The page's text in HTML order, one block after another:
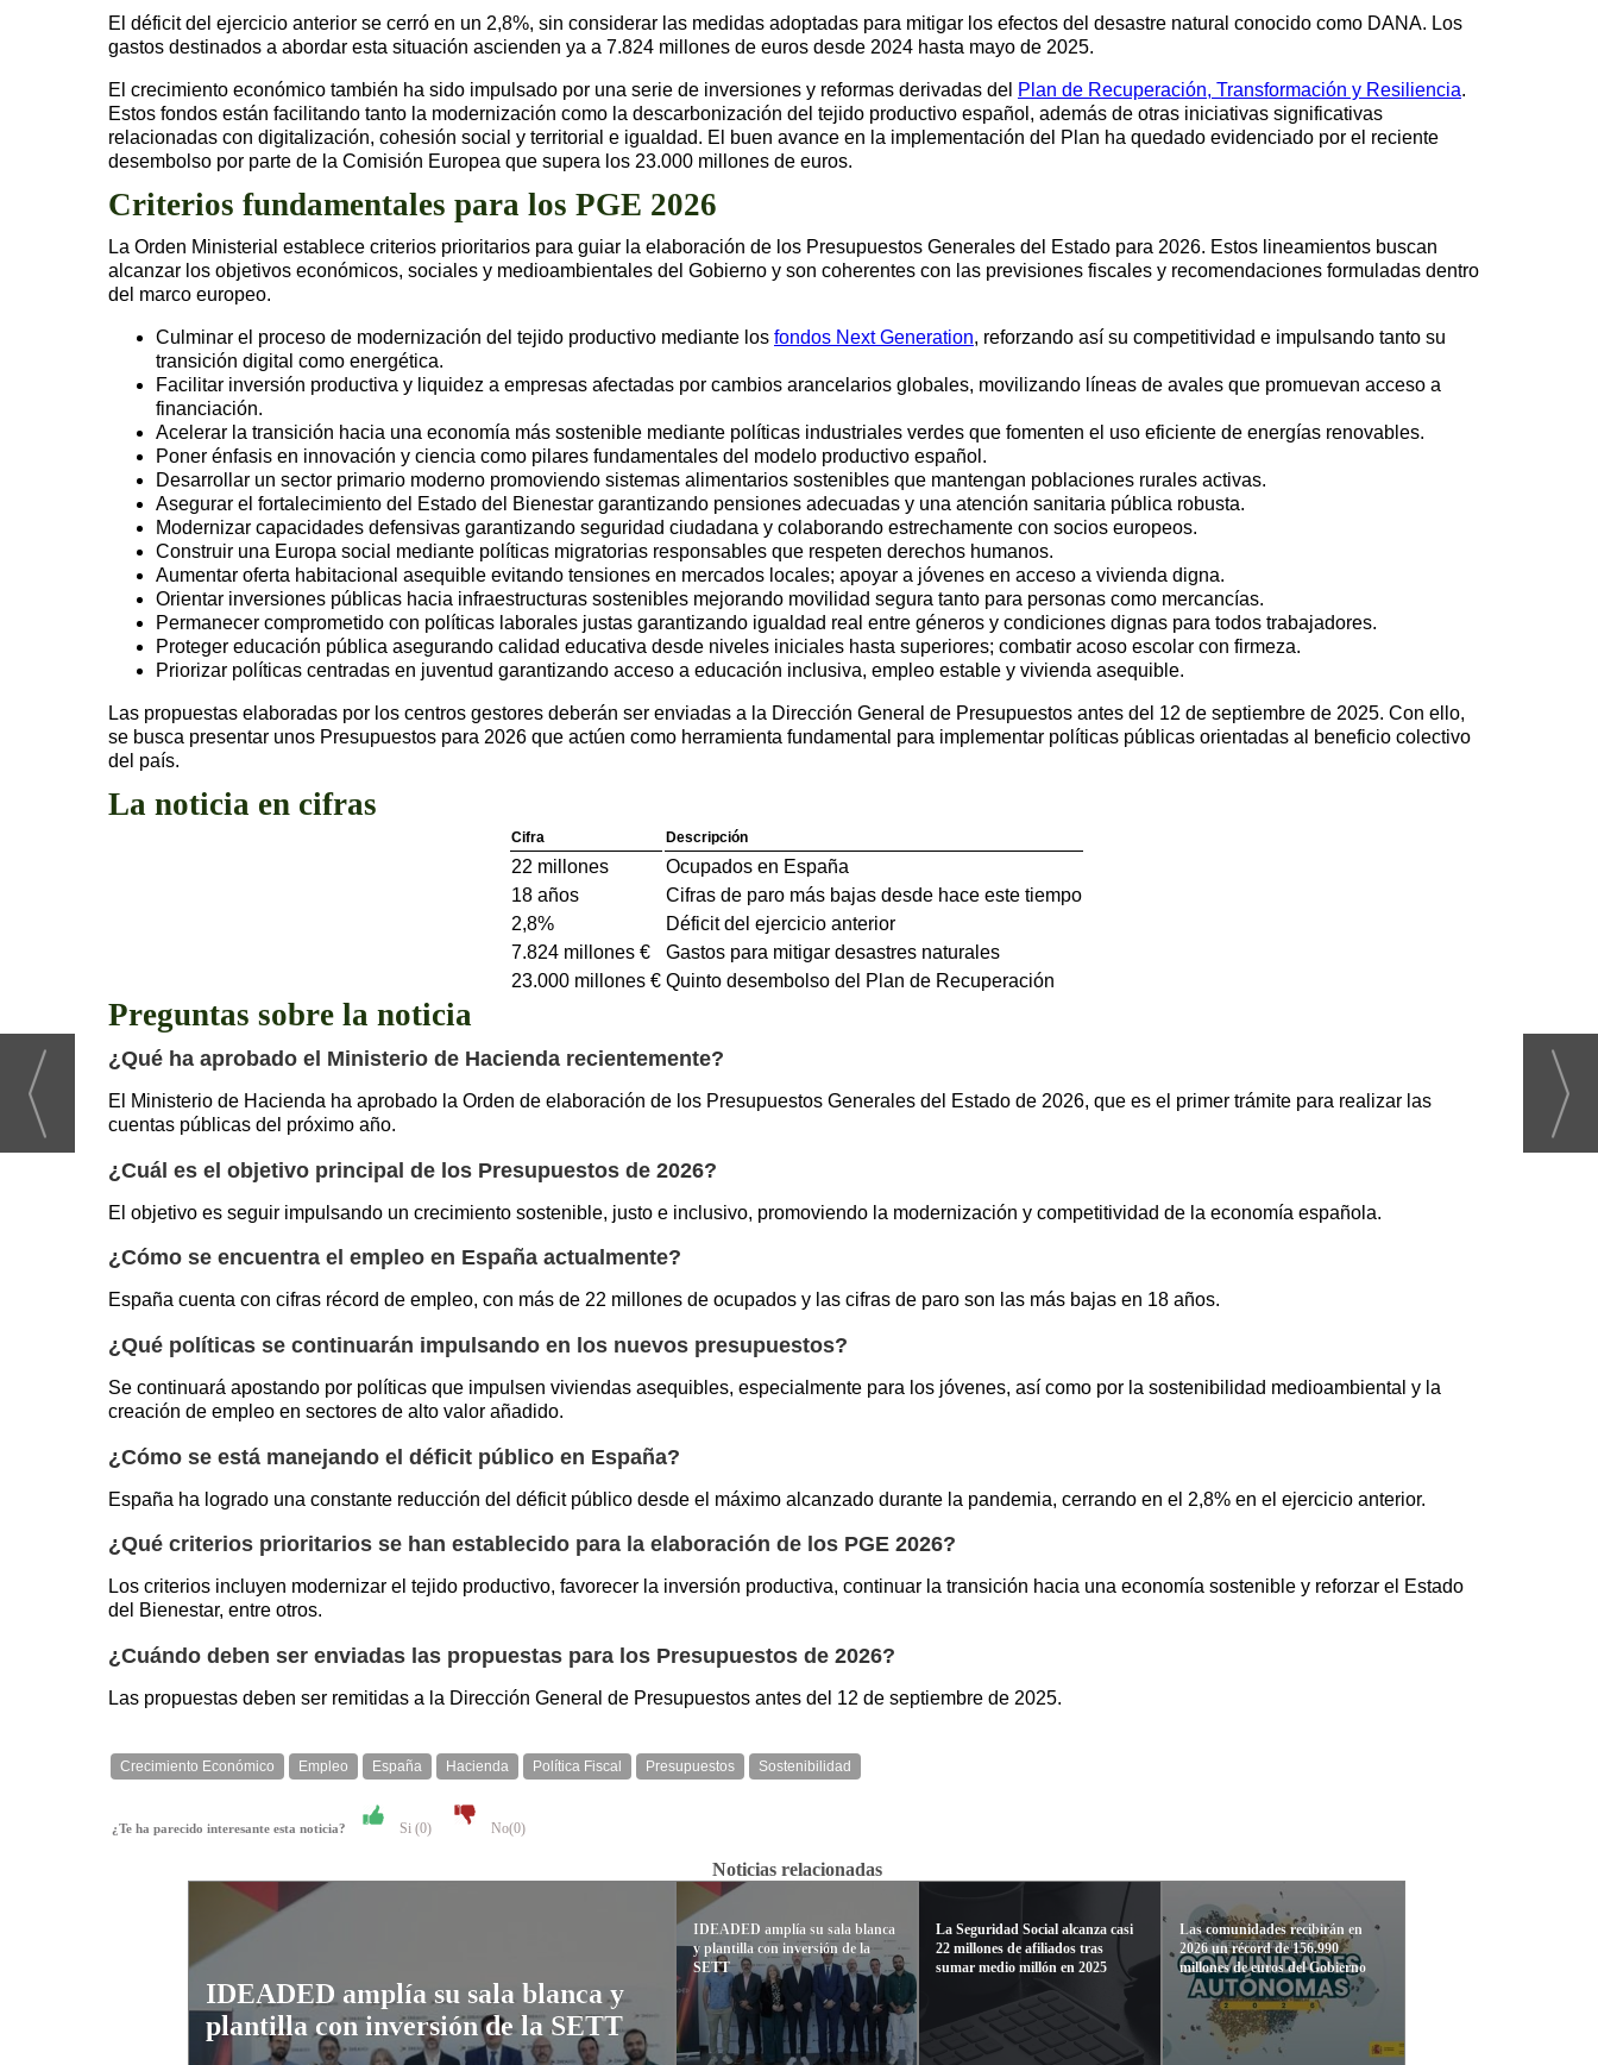
El déficit del ejercicio anterior se cerró en un 2,8%, sin considerar las medidas adoptadas para mitigar los efectos del desastre natural conocido como DANA. Los
gastos destinados a abordar esta situación ascienden ya a 7.824 millones de euros desde 2024 hasta mayo de 2025.
El crecimiento económico también ha sido impulsado por una serie de inversiones y reformas derivadas del Plan de Recuperación, Transformación y Resiliencia.
Estos fondos están facilitando tanto la modernización como la descarbonización del tejido productivo español, además de otras iniciativas significativas
relacionadas con digitalización, cohesión social y territorial e igualdad. El buen avance en la implementación del Plan ha quedado evidenciado por el reciente
desembolso por parte de la Comisión Europea que supera los 23.000 millones de euros.
Criterios fundamentales para los PGE 2026
La Orden Ministerial establece criterios prioritarios para guiar la elaboración de los Presupuestos Generales del Estado para 2026. Estos lineamientos buscan
alcanzar los objetivos económicos, sociales y medioambientales del Gobierno y son coherentes con las previsiones fiscales y recomendaciones formuladas dentro
del marco europeo.
Culminar el proceso de modernización del tejido productivo mediante los fondos Next Generation, reforzando así su competitividad e impulsando tanto su
transición digital como energética.
Facilitar inversión productiva y liquidez a empresas afectadas por cambios arancelarios globales, movilizando líneas de avales que promuevan acceso a
financiación.
Acelerar la transición hacia una economía más sostenible mediante políticas industriales verdes que fomenten el uso eficiente de energías renovables.
Poner énfasis en innovación y ciencia como pilares fundamentales del modelo productivo español.
Desarrollar un sector primario moderno promoviendo sistemas alimentarios sostenibles que mantengan poblaciones rurales activas.
Asegurar el fortalecimiento del Estado del Bienestar garantizando pensiones adecuadas y una atención sanitaria pública robusta.
Modernizar capacidades defensivas garantizando seguridad ciudadana y colaborando estrechamente con socios europeos.
Construir una Europa social mediante políticas migratorias responsables que respeten derechos humanos.
Aumentar oferta habitacional asequible evitando tensiones en mercados locales; apoyar a jóvenes en acceso a vivienda digna.
Orientar inversiones públicas hacia infraestructuras sostenibles mejorando movilidad segura tanto para personas como mercancías.
Permanecer comprometido con políticas laborales justas garantizando igualdad real entre géneros y condiciones dignas para todos trabajadores.
Proteger educación pública asegurando calidad educativa desde niveles iniciales hasta superiores; combatir acoso escolar con firmeza.
Priorizar políticas centradas en juventud garantizando acceso a educación inclusiva, empleo estable y vivienda asequible.
Las propuestas elaboradas por los centros gestores deberán ser enviadas a la Dirección General de Presupuestos antes del 12 de septiembre de 2025. Con ello,
se busca presentar unos Presupuestos para 2026 que actúen como herramienta fundamental para implementar políticas públicas orientadas al beneficio colectivo
del país.
La noticia en cifras
Cifra Descripción
22 millones
Ocupados en España
18 años
Cifras de paro más bajas desde hace este tiempo
2,8%
Déficit del ejercicio anterior
7.824 millones €
Gastos para mitigar desastres naturales
23.000 millones € Quinto desembolso del Plan de Recuperación
Preguntas sobre la noticia
¿Qué ha aprobado el Ministerio de Hacienda recientemente?
El Ministerio de Hacienda ha aprobado la Orden de elaboración de los Presupuestos Generales del Estado de 2026, que es el primer trámite para realizar las
cuentas públicas del próximo año.
¿Cuál es el objetivo principal de los Presupuestos de 2026?
El objetivo es seguir impulsando un crecimiento sostenible, justo e inclusivo, promoviendo la modernización y competitividad de la economía española.
¿Cómo se encuentra el empleo en España actualmente?
España cuenta con cifras récord de empleo, con más de 22 millones de ocupados y las cifras de paro son las más bajas en 18 años.
¿Qué políticas se continuarán impulsando en los nuevos presupuestos?
Se continuará apostando por políticas que impulsen viviendas asequibles, especialmente para los jóvenes, así como por la sostenibilidad medioambiental y la
creación de empleo en sectores de alto valor añadido.
¿Cómo se está manejando el déficit público en España?
España ha logrado una constante reducción del déficit público desde el máximo alcanzado durante la pandemia, cerrando en el 2,8% en el ejercicio anterior.
¿Qué criterios prioritarios se han establecido para la elaboración de los PGE 2026?
Los criterios incluyen modernizar el tejido productivo, favorecer la inversión productiva, continuar la transición hacia una economía sostenible y reforzar el Estado
del Bienestar, entre otros.
¿Cuándo deben ser enviadas las propuestas para los Presupuestos de 2026?
Las propuestas deben ser remitidas a la Dirección General de Presupuestos antes del 12 de septiembre de 2025.
Crecimiento Económico Empleo España Hacienda Política Fiscal Presupuestos Sostenibilidad
¿Te ha parecido interesante esta noticia? Si (0) No(0)
Noticias relacionadas
IDEADED amplía su sala blanca y
plantilla con inversión de la SETT
IDEADED amplía su sala blanca
y plantilla con inversión de la
SETT
La Seguridad Social alcanza casi
22 millones de afiliados tras
sumar medio millón en 2025
Las comunidades recibirán en
2026 un récord de 156.990
millones de euros del Gobierno